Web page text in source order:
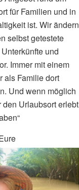
für Familien und in
ist. Wir ändern
selbst getestete
und
Immer mit einem
als Familie dort
Und wenn möglich
Urlaubsort erlebt